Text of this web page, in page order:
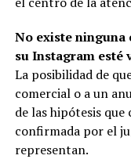
No existe ninguna
su Instagram esté
La posibilidad de
comercial o a un
de las hipótesis
confirmada por el
representan.